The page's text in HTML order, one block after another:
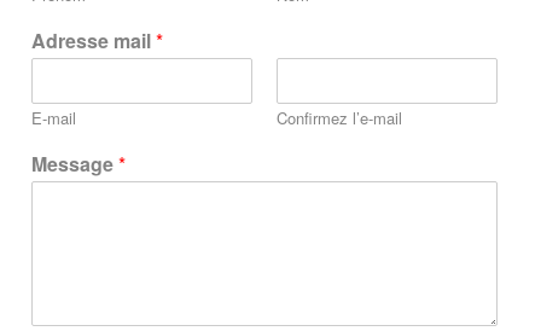
Adresse mail*
E-mail Confirmez l’e-mail
Message*